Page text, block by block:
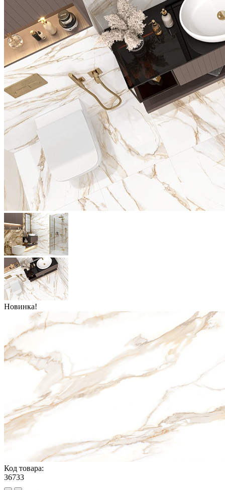
Новинка!
Код товара:
36733